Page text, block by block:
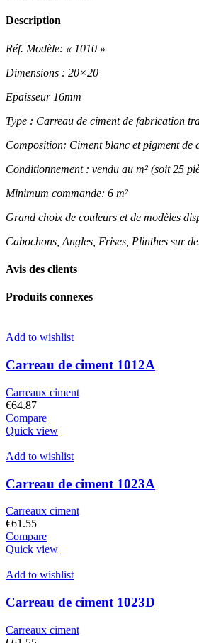
Description
Réf. Modèle: « 1010 »
Dimensions : 20×20
Epaisseur 16mm
Type : Carreau de ciment de fabrication
Composition: Ciment blanc et pigment de
Conditionnement : vendu au m² (soit 25
Minimum commande: 6 m²
Grand choix de couleurs et de modèles
Cabochons, Angles, Frises, Plinthes sur
Avis des clients
Produits connexes
Add to wishlist
Carreau de ciment 1012A
Carreaux ciment
€64.87
Compare
Quick view
Add to wishlist
Carreau de ciment 1023A
Carreaux ciment
€61.55
Compare
Quick view
Add to wishlist
Carreau de ciment 1023D
Carreaux ciment